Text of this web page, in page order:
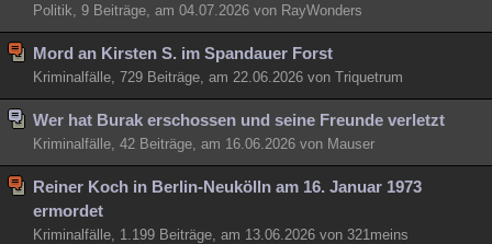
Politik, 9 Beiträge, am 04.07.2026 von RayWonders
Mord an Kirsten S. im Spandauer Forst
Kriminalfälle, 729 Beiträge, am 22.06.2026 von Triquetrum
Wer hat Burak erschossen und seine Freunde verletzt
Kriminalfälle, 42 Beiträge, am 16.06.2026 von Mauser
Reiner Koch in Berlin-Neukölln am 16. Januar 1973
ermordet
Kriminalfälle, 1.199 Beiträge, am 13.06.2026 von 321meins